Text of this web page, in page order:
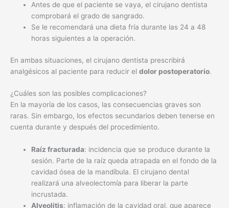
Antes de que el paciente se vaya, el cirujano dentista
comprobará el grado de sangrado.
Se le recomendará una dieta fría durante las 24 a 48
horas siguientes a la operación.
En ambas situaciones, el cirujano dentista prescribirá
analgésicos al paciente para reducir el dolor postoperatorio.
¿Cuáles son las posibles complicaciones?
En la mayoría de los casos, las consecuencias graves son
raras. Sin embargo, los efectos secundarios deben tenerse en
cuenta durante y después del procedimiento.
Raíz fracturada: incidencia que se produce durante la
sesión. Parte de la raíz queda atrapada en el fondo de la
cavidad ósea de la mandíbula. El cirujano dental
realizará una alveolectomía para liberar la parte
incrustada.
Alveolitis: inflamación de la cavidad oral, que aparece